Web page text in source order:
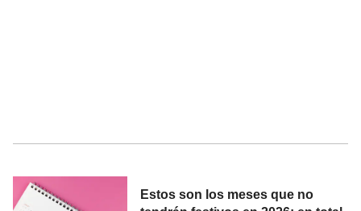
Estos son los meses que no